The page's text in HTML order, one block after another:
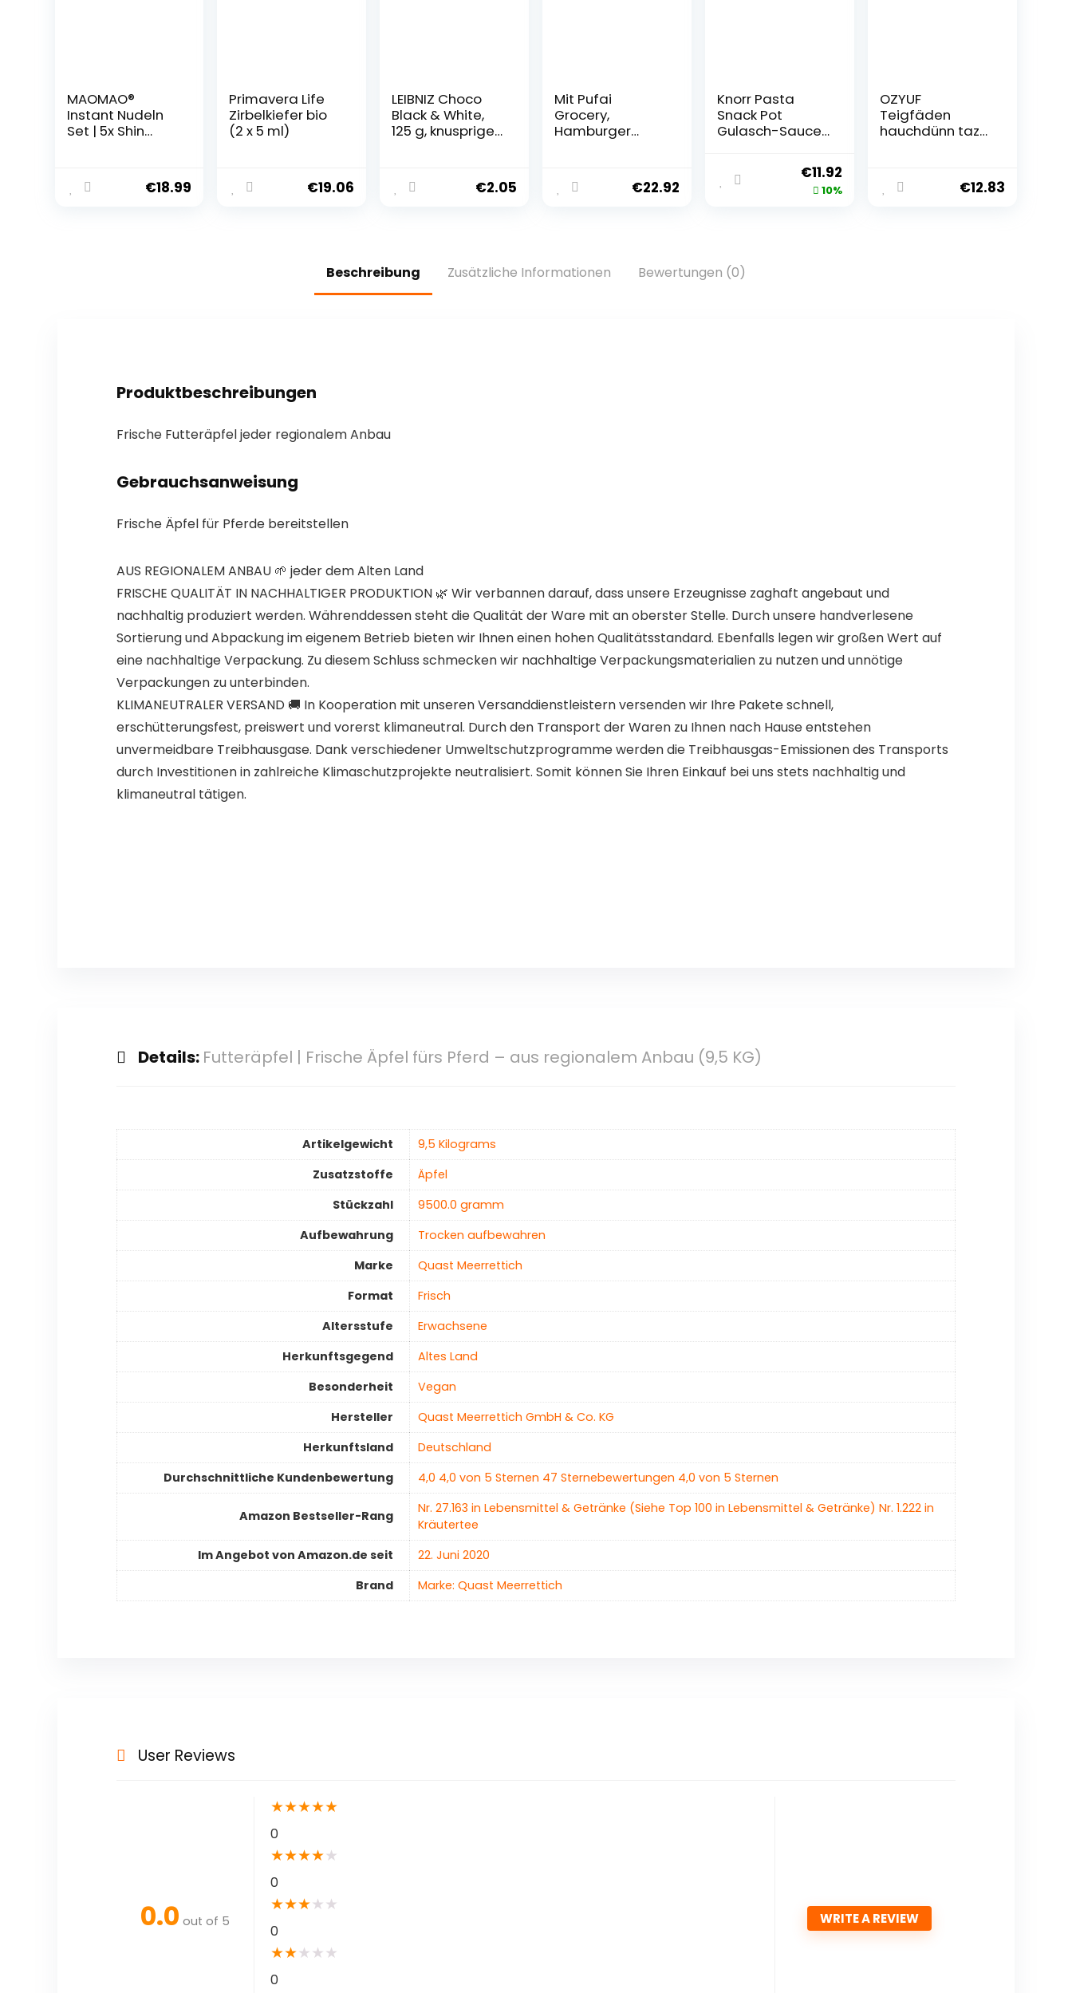
MAOMAO®
Instant Nudeln
Set | 5x Shin
(Kompatibel mit
Nong Shim)
€18.99
Primavera Life
Zirbelkiefer bio
(2 x 5 ml)
€19.06
LEIBNIZ Choco
Black & White,
125 g, knusprige
weiße
Schokolade (1 x
€2.05
Mit Pufai
Grocery,
Hamburger
gramm x 3
Packungen + VW
€22.92
Knorr Pasta
Snack Pot
Gulasch-Sauce
Nudeln fertig in 5
Minuten 8 x 60 g
€11.92
10%
OZYUF
Teigfäden
hauchdünn taze
Pufai Grocery
€12.83
Beschreibung Zusätzliche Informationen Bewertungen (0)
Produktbeschreibungen
Frische Futteräpfel jeder regionalem Anbau
Gebrauchsanweisung
Frische Äpfel für Pferde bereitstellen
AUS REGIONALEM ANBAU 🌱 jeder dem Alten Land
FRISCHE QUALITÄT IN NACHHALTIGER PRODUKTION 🌿 Wir verbannen darauf, dass unsere Erzeugnisse zaghaft angebaut und
nachhaltig produziert werden. Währenddessen steht die Qualität der Ware mit an oberster Stelle. Durch unsere handverlesene
Sortierung und Abpackung im eigenem Betrieb bieten wir Ihnen einen hohen Qualitätsstandard. Ebenfalls legen wir großen Wert auf
eine nachhaltige Verpackung. Zu diesem Schluss schmecken wir nachhaltige Verpackungsmaterialien zu nutzen und unnötige
Verpackungen zu unterbinden.
KLIMANEUTRALER VERSAND 🚚 In Kooperation mit unseren Versanddienstleistern versenden wir Ihre Pakete schnell,
erschütterungsfest, preiswert und vorerst klimaneutral. Durch den Transport der Waren zu Ihnen nach Hause entstehen
unvermeidbare Treibhausgase. Dank verschiedener Umweltschutzprogramme werden die Treibhausgas-Emissionen des Transports
durch Investitionen in zahlreiche Klimaschutzprojekte neutralisiert. Somit können Sie Ihren Einkauf bei uns stets nachhaltig und
klimaneutral tätigen.
Details: Futteräpfel | Frische Äpfel fürs Pferd – aus regionalem Anbau (9,5 KG)
Artikelgewicht
‎9,5 Kilograms
Zusatzstoffe
‎Äpfel
Stückzahl
‎9500.0 gramm
Aufbewahrung
‎Trocken aufbewahren
Marke
‎Quast Meerrettich
Format
‎Frisch
Altersstufe
‎Erwachsene
Herkunftsgegend
‎Altes Land
Besonderheit
‎Vegan
Hersteller
‎Quast Meerrettich GmbH & Co. KG
Herkunftsland
‎Deutschland
Durchschnittliche Kundenbewertung
4,0 4,0 von 5 Sternen 47 Sternebewertungen 4,0 von 5 Sternen
Amazon Bestseller-Rang
Nr. 27.163 in Lebensmittel & Getränke (Siehe Top 100 in Lebensmittel & Getränke) Nr. 1.222 in
Kräutertee
Im Angebot von Amazon.de seit
22. Juni 2020
Brand
Marke: Quast Meerrettich
User Reviews
0.0 out of 5
★★★★★
0
★★★★★
0
★★★★ ★
0
★★★ ★ ★
0
WRITE A REVIEW